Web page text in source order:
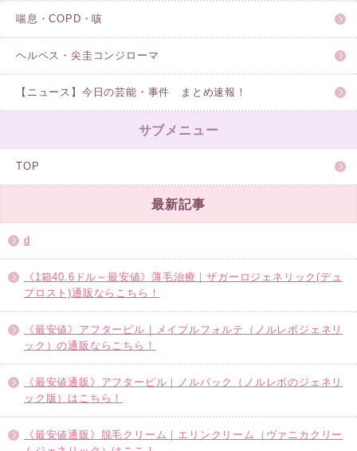
喘息・COPD・咳
ヘルペス・尖圭コンジローマ
【ニュース】今日の芸能・事件 まとめ速報！
サブメニュー
TOP
最新記事
d
《1箱40.6ドル～最安値》薄毛治療｜ザガーロジェネリック(デュ
プロスト)通販ならこちら！
《最安値》アフターピル｜メイプルフォルテ（ノルレボジェネリ
ック）の通販ならこちら！
《最安値通販》アフターピル｜ノルパック（ノルレボのジェネリ
ック版）はこちら！
《最安値通販》脱毛クリーム｜エリンクリーム（ヴァニカクリー